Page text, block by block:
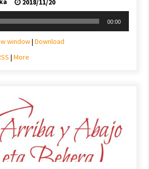
2018/11/20
00:00
window| Download
| More